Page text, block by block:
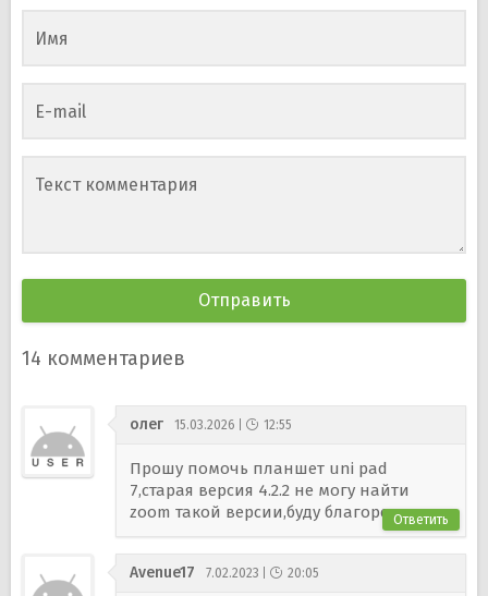
Имя
E-mail
Текст комментария
14 комментариев
oлег 15.03.2026 12:55
Прошу помочь планшет uni pad
7,старая версия 4.2.2 не могу найти
zoom такой версии,буду благорен вам.
Ответить
Avenue17 7.02.2023 20:05